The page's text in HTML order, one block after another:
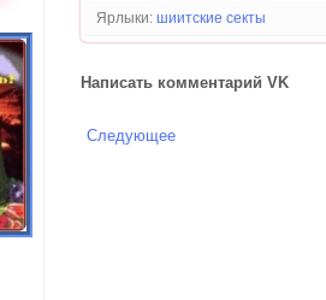
Ярлыки: шиитские секты
Написать комментарий VK
Следующее